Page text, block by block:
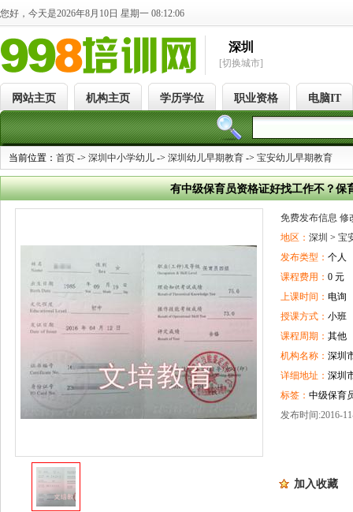
您好，今天是2026年8月10日 星期一 08:12:07
深圳
[切换城市]
网站主页 机构主页 学历学位 职业资格 电脑IT
当前位置： 首页 -> 深圳中小学幼儿 -> 深圳幼儿早期教育 -> 宝安幼儿早期教育
有中级保育员资格证好找工作不？保
免费发布信息 修
地区： 深圳 > 宝
发布类型： 个人
课程费用： 0 元
上课时间： 电询
授课方式： 小班
课程周期： 其他
机构名称： 深圳
详细地址： 深圳
标签： 中级保育
发布时间:2016-
加入收藏